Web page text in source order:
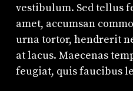
vestibulum. Sed tellus
amet, accumsan
urna tortor, hendrerit
at lacus. Maecenas
feugiat, quis faucibus